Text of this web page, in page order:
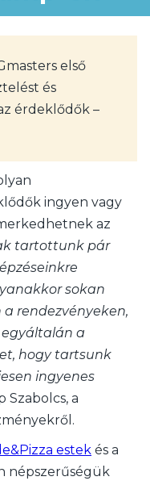
első
és
érdeklődők –
ingyen vagy
az
tartottunk pár
sokan
rendezvényeken,
a
hogy tartsunk
ingyenes
Szabolcs, a
estek és a
népszerűségük